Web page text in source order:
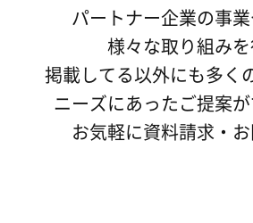
パートナー企業の事
様々な取り組みを
掲載してる以外にも多く
ニーズにあったご提案
お気軽に資料請求・